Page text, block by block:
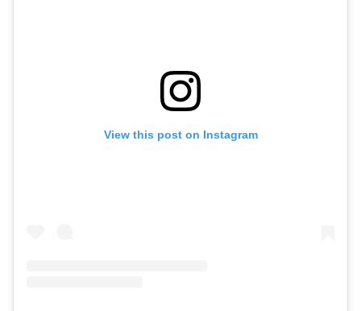
View this post on Instagram